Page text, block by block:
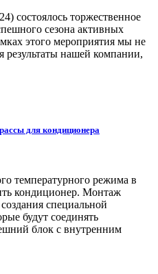
состоялось торжественное
сезона активных
этого мероприятия мы не
результаты нашей компании,
для кондиционера
температурного режима в
кондиционер. Монтаж
специальной
будут соединять
блок с внутренним